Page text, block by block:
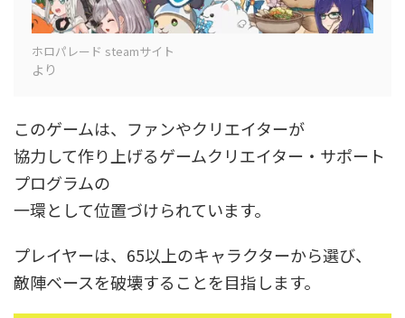
ホロパレード steamサイト
より
このゲームは、ファンやクリエイターが
協力して作り上げるゲームクリエイター・サポート
プログラムの
一環として位置づけられています。
プレイヤーは、65以上のキャラクターから選び、
敵陣ベースを破壊することを目指します。